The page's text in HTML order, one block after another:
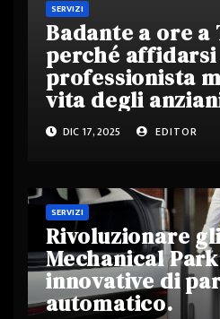
SERVIZI
Badante a ore a
perché affidarsi
professionista
vita degli
DIC 17, 2025 EDITOR
SERVIZI
Rivoluzionare
Mechanical
innovative di
automatico.